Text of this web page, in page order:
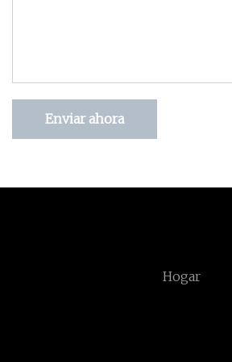
Enviar ahora
Hogar